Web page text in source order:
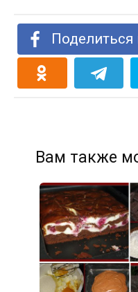
Поделиться
Вам также